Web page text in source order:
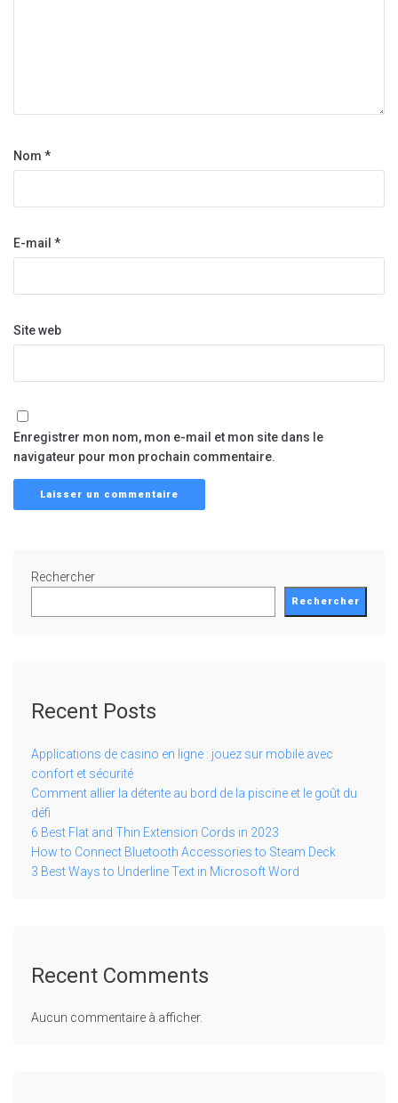
Nom *
E-mail *
Site web
Enregistrer mon nom, mon e-mail et mon site dans le
navigateur pour mon prochain commentaire.
Rechercher
Rechercher
Recent Posts
Applications de casino en ligne : jouez sur mobile avec
confort et sécurité
Comment allier la détente au bord de la piscine et le goût du
défi
6 Best Flat and Thin Extension Cords in 2023
How to Connect Bluetooth Accessories to Steam Deck
3 Best Ways to Underline Text in Microsoft Word
Recent Comments
Aucun commentaire à afficher.